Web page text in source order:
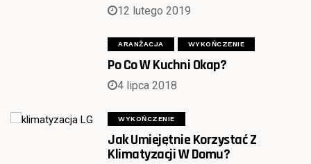
12 lutego 2019
ARANŻACJA WYKOŃCZENIE
Po Co W Kuchni Okap?
4 lipca 2018
WYKOŃCZENIE
Jak Umiejętnie Korzystać Z
Klimatyzacji W Domu?